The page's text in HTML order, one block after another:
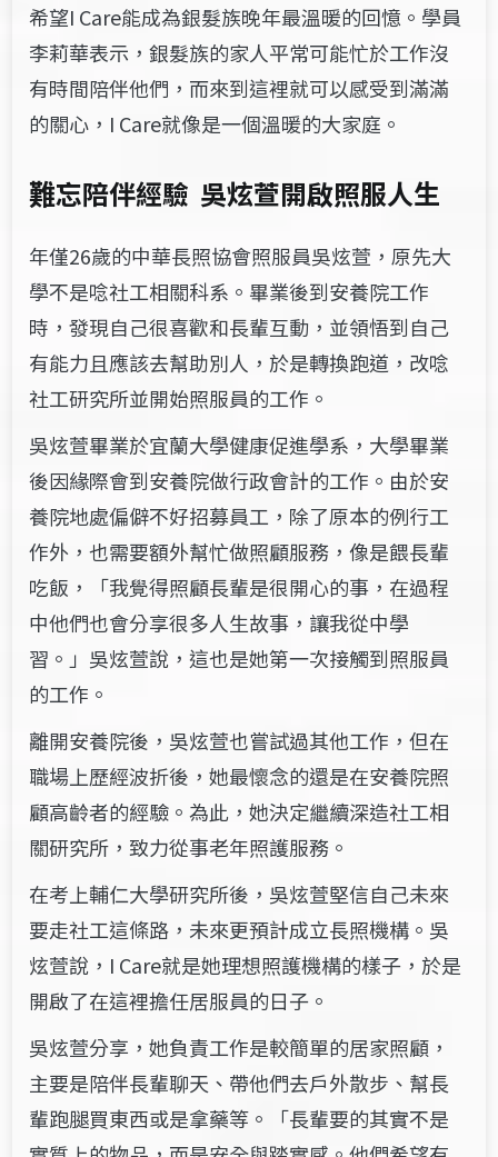
希望I Care能成為銀髮族晚年最溫暖的回憶。學員
李莉華表示，銀髮族的家人平常可能忙於工作沒
有時間陪伴他們，而來到這裡就可以感受到滿滿
的關心，I Care就像是一個溫暖的大家庭。
難忘陪伴經驗 吳炫萱開啟照服人生
年僅26歲的中華長照協會照服員吳炫萱，原先大
學不是唸社工相關科系。畢業後到安養院工作
時，發現自己很喜歡和長輩互動，並領悟到自己
有能力且應該去幫助別人，於是轉換跑道，改唸
社工研究所並開始照服員的工作。
吳炫萱畢業於宜蘭大學健康促進學系，大學畢業
後因緣際會到安養院做行政會計的工作。由於安
養院地處偏僻不好招募員工，除了原本的例行工
作外，也需要額外幫忙做照顧服務，像是餵長輩
吃飯，「我覺得照顧長輩是很開心的事，在過程
中他們也會分享很多人生故事，讓我從中學
習。」吳炫萱說，這也是她第一次接觸到照服員
的工作。
離開安養院後，吳炫萱也嘗試過其他工作，但在
職場上歷經波折後，她最懷念的還是在安養院照
顧高齡者的經驗。為此，她決定繼續深造社工相
關研究所，致力從事老年照護服務。
在考上輔仁大學研究所後，吳炫萱堅信自己未來
要走社工這條路，未來更預計成立長照機構。吳
炫萱說，I Care就是她理想照護機構的樣子，於是
開啟了在這裡擔任居服員的日子。
吳炫萱分享，她負責工作是較簡單的居家照顧，
主要是陪伴長輩聊天、帶他們去戶外散步、幫長
輩跑腿買東西或是拿藥等。「長輩要的其實不是